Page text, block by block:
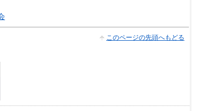
このページの先頭へもどる